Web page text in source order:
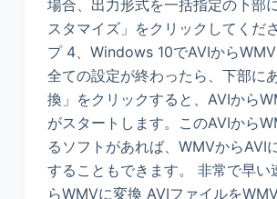
場合、出力形式を一括指定の下部
スタマイズ」をクリックしてくだ
プ 4、Windows 10でAVIから
全ての設定が終わったら、下部に
換」をクリックすると、AVIから
がスタートします。このAVIから
るソフトがあれば、WMVからAVI
することもできます。 非常で早い
らWMVに変換 AVIファイルを